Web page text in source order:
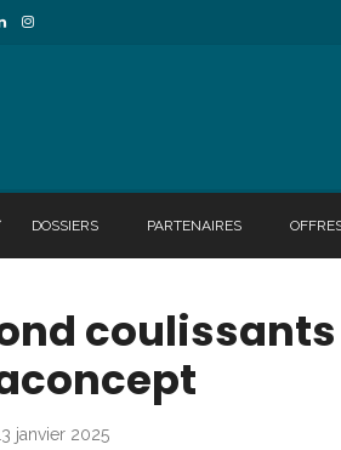
DOSSIERS PARTENAIRES
janvier 2025